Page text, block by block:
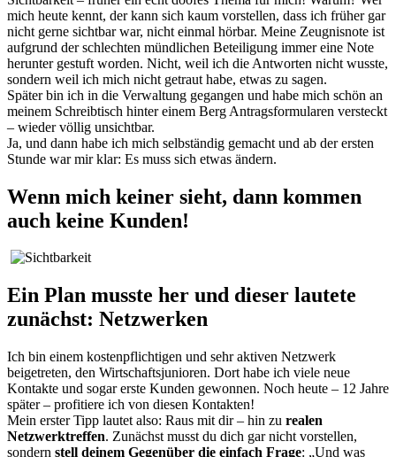
mich heute kennt, der kann sich kaum vorstellen, dass ich früher gar
nicht gerne sichtbar war, nicht einmal hörbar. Meine Zeugnisnote ist
aufgrund der schlechten mündlichen Beteiligung immer eine Note
herunter gestuft worden. Nicht, weil ich die Antworten nicht wusste,
sondern weil ich mich nicht getraut habe, etwas zu sagen.
Später bin ich in die Verwaltung gegangen und habe mich schön an
meinem Schreibtisch hinter einem Berg Antragsformularen versteckt
– wieder völlig unsichtbar.
Ja, und dann habe ich mich selbständig gemacht und ab der ersten
Stunde war mir klar: Es muss sich etwas ändern.
Wenn mich keiner sieht, dann kommen
auch keine Kunden!
Ein Plan musste her und dieser lautete
zunächst: Netzwerken
Ich bin einem kostenpflichtigen und sehr aktiven Netzwerk
beigetreten, den Wirtschaftsjunioren. Dort habe ich viele neue
Kontakte und sogar erste Kunden gewonnen. Noch heute – 12 Jahre
später – profitiere ich von diesen Kontakten!
Mein erster Tipp lautet also: Raus mit dir – hin zu realen
Netzwerktreffen. Zunächst musst du dich gar nicht vorstellen,
sondern stell deinem Gegenüber die einfach Frage: „Und was